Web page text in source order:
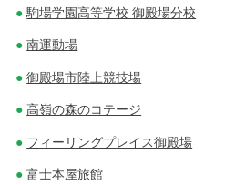
駒場学園高等学校 御殿場分校
南運動場
御殿場市陸上競技場
高嶺の森のコテージ
フィーリングプレイス御殿場
富士本屋旅館